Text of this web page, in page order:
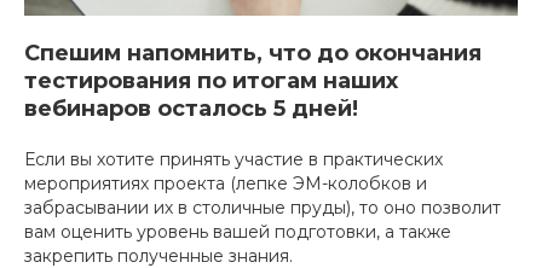
Спешим напомнить, что до окончания
тестирования по итогам наших
вебинаров осталось 5 дней!
Если вы хотите принять участие в практических
мероприятиях проекта (лепке ЭМ-колобков и
забрасывании их в столичные пруды), то оно позволит
вам оценить уровень вашей подготовки, а также
закрепить полученные знания.